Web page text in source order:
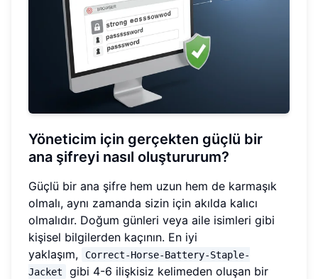
Yöneticim için gerçekten güçlü bir
ana şifreyi nasıl oluştururum?
Güçlü bir ana şifre hem uzun hem de karmaşık
olmalı, aynı zamanda sizin için akılda kalıcı
olmalıdır. Doğum günleri veya aile isimleri gibi
kişisel bilgilerden kaçının. En iyi
yaklaşım,
Correct-Horse-Battery-Staple-
Jacket
gibi 4-6 ilişkisiz kelimeden oluşan bir